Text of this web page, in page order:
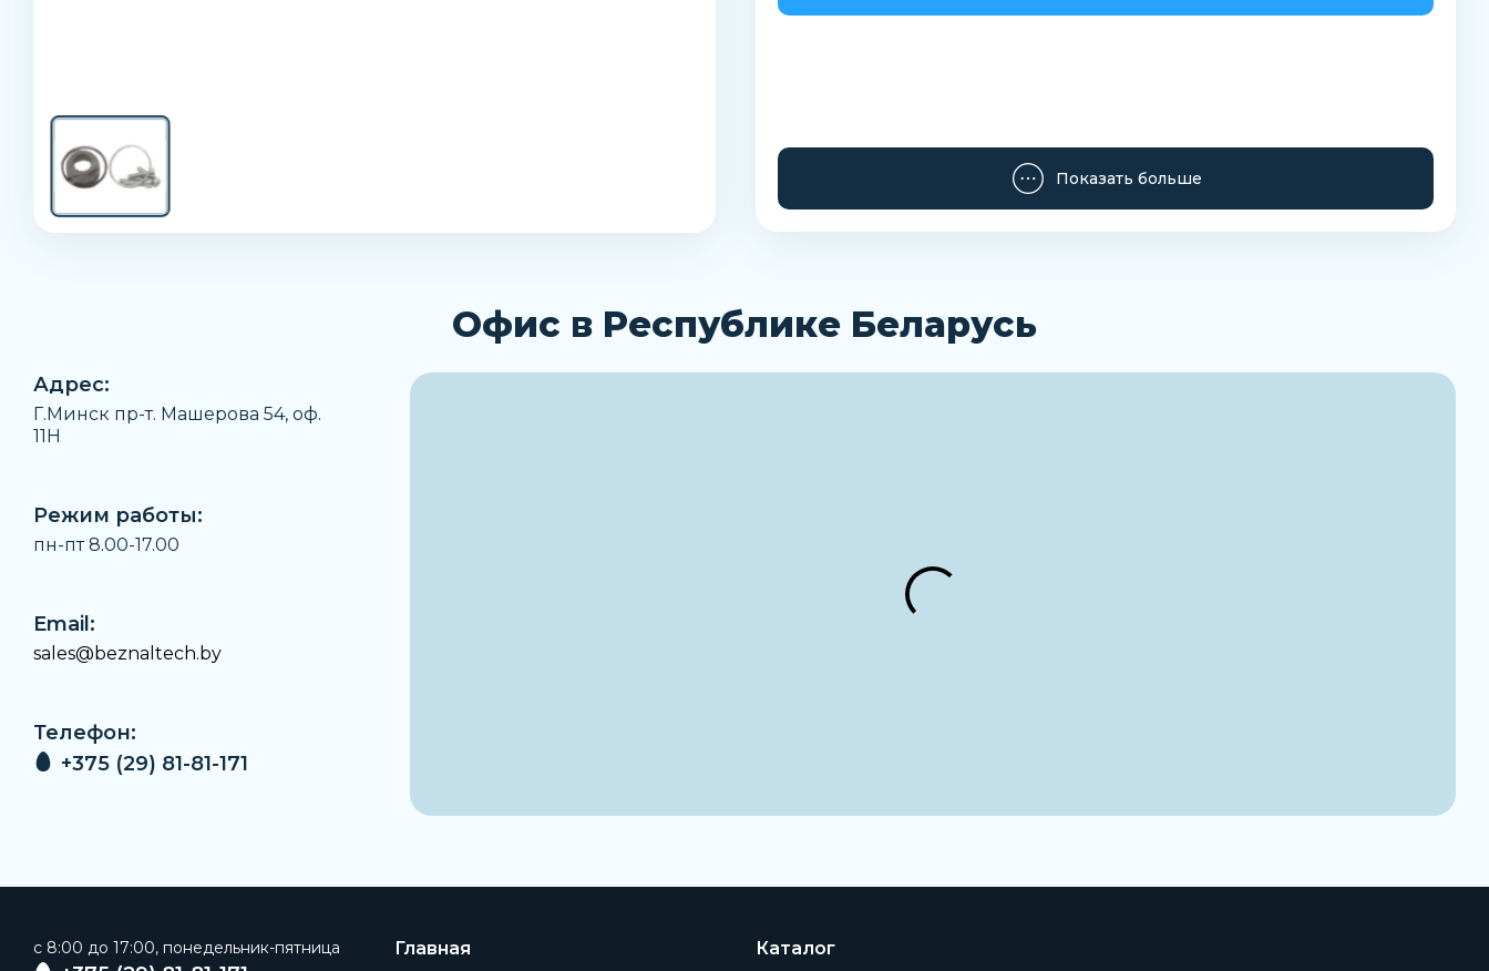
Показать больше
Офис в Республике Беларусь
Адрес:
Г.Минск пр-т. Машерова 54, оф.
11H
Режим работы:
пн-пт 8.00-17.00
Email:
sales@beznaltech.by
Телефон:
+375 (29) 81-81-171
c 8:00 до 17:00, понедельник-пятница Главная Каталог